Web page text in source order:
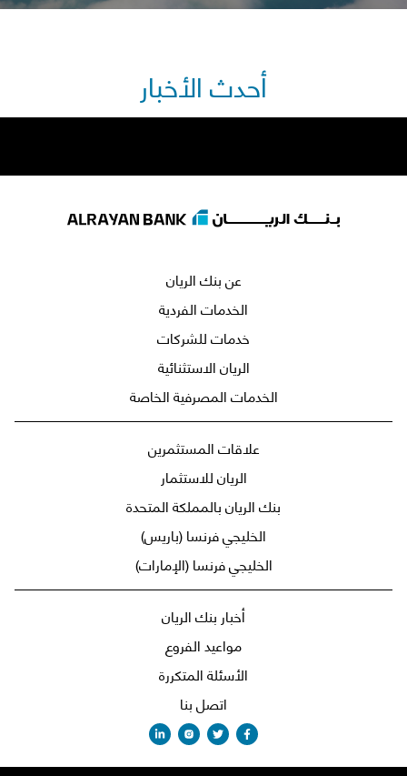
أحدث الأخبار
أخبار بنك الريان
مواعيد الفروع
الأسئلة المتكررة
اتصل بنا
علاقات المستثمرين
الريان للاستثمار
بنك الريان بالمملكة المتحدة
الخليجي فرنسا (باريس)
الخليجي فرنسا (الإمارات)
عن بنك الريان
الخدمات الفردية
خدمات للشركات
الريان الاستثنائية
الخدمات المصرفية الخاصة